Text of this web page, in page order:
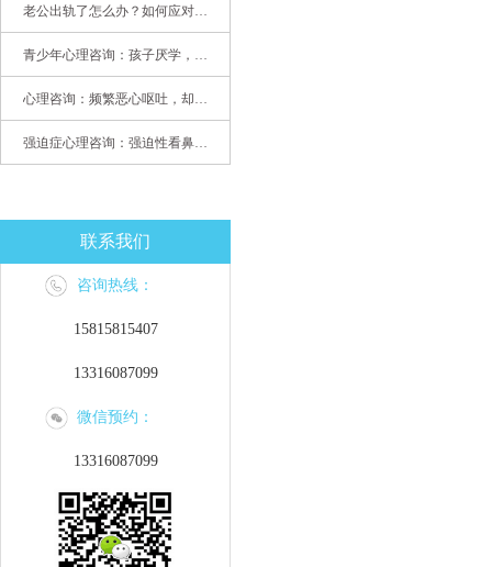
老公出轨了怎么办？如何应对老公出轨？——婚姻心理专家为您支招
青少年心理咨询：孩子厌学，整天沉迷手机，网络成瘾，怎么办?
心理咨询：频繁恶心呕吐，却无身体异常
强迫症心理咨询：强迫性看鼻尖，害我无法学习
联系我们
咨询热线：
15815815407
13316087099
微信预约：
13316087099